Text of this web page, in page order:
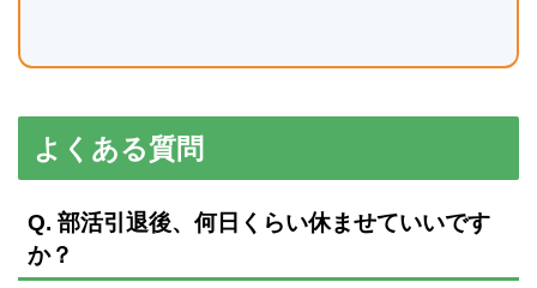
よくある質問
Q. 部活引退後、何日くらい休ませていいです
か？